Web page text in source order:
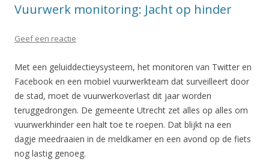
Vuurwerk monitoring: Jacht op hinder
Geef een reactie
Met een geluiddectieysysteem, het monitoren van Twitter en
Facebook en een mobiel vuurwerkteam dat surveilleert door
de stad, moet de vuurwerkoverlast dit jaar worden
teruggedrongen. De gemeente Utrecht zet alles op alles om
vuurwerkhinder een halt toe te roepen. Dat blijkt na een
dagje meedraaien in de meldkamer en een avond op de fiets
nog lastig genoeg.